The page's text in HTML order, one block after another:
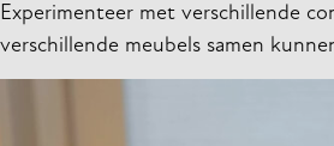
Experimenteer met verschillende
verschillende meubels samen